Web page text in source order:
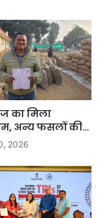
का मिला
अन्य फसलों की…
2026